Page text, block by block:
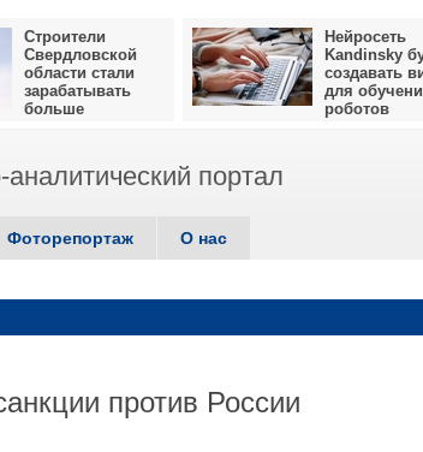
Строители
Свердловской
области стали
зарабатывать
больше
Нейросеть
Kandinsky
создавать
для
роботов
портал
Фоторепортаж О нас
против России